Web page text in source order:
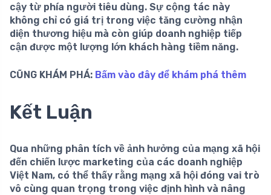
cậy từ phía người tiêu dùng. Sự cộng tác này
không chỉ có giá trị trong việc tăng cường nhận
diện thương hiệu mà còn giúp doanh nghiệp tiếp
cận được một lượng lớn khách hàng tiềm năng.
CŨNG KHÁM PHÁ: Bấm vào đây để khám phá thêm
Kết Luận
Qua những phân tích về ảnh hưởng của mạng xã hội
đến chiến lược marketing của các doanh nghiệp
Việt Nam, có thể thấy rằng mạng xã hội đóng vai trò
vô cùng quan trọng trong việc định hình và nâng